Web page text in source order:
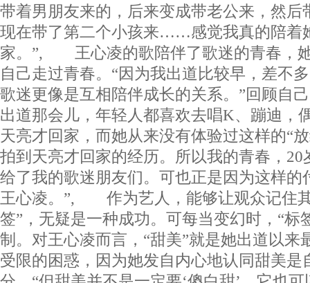
带着男朋友来的，后来变成带老公来，然后
现在带了第二个小孩来……感觉我真的陪着
家。”, 王心凌的歌陪伴了歌迷的青春，
自己走过青春。“因为我出道比较早，差不
歌迷更像是互相陪伴成长的关系。”回顾自
出道那会儿，年轻人都喜欢去唱K、蹦迪，
天亮才回家，而她从来没有体验过这样的“
拍到天亮才回家的经历。所以我的青春，20
给了我的歌迷朋友们。可也正是因为这样的
王心凌。”, 作为艺人，能够让观众记住
签”，无疑是一种成功。可每当变幻时，“标
制。对王心凌而言，“甜美”就是她出道以来
受限的困惑，因为她发自内心地认同甜美是